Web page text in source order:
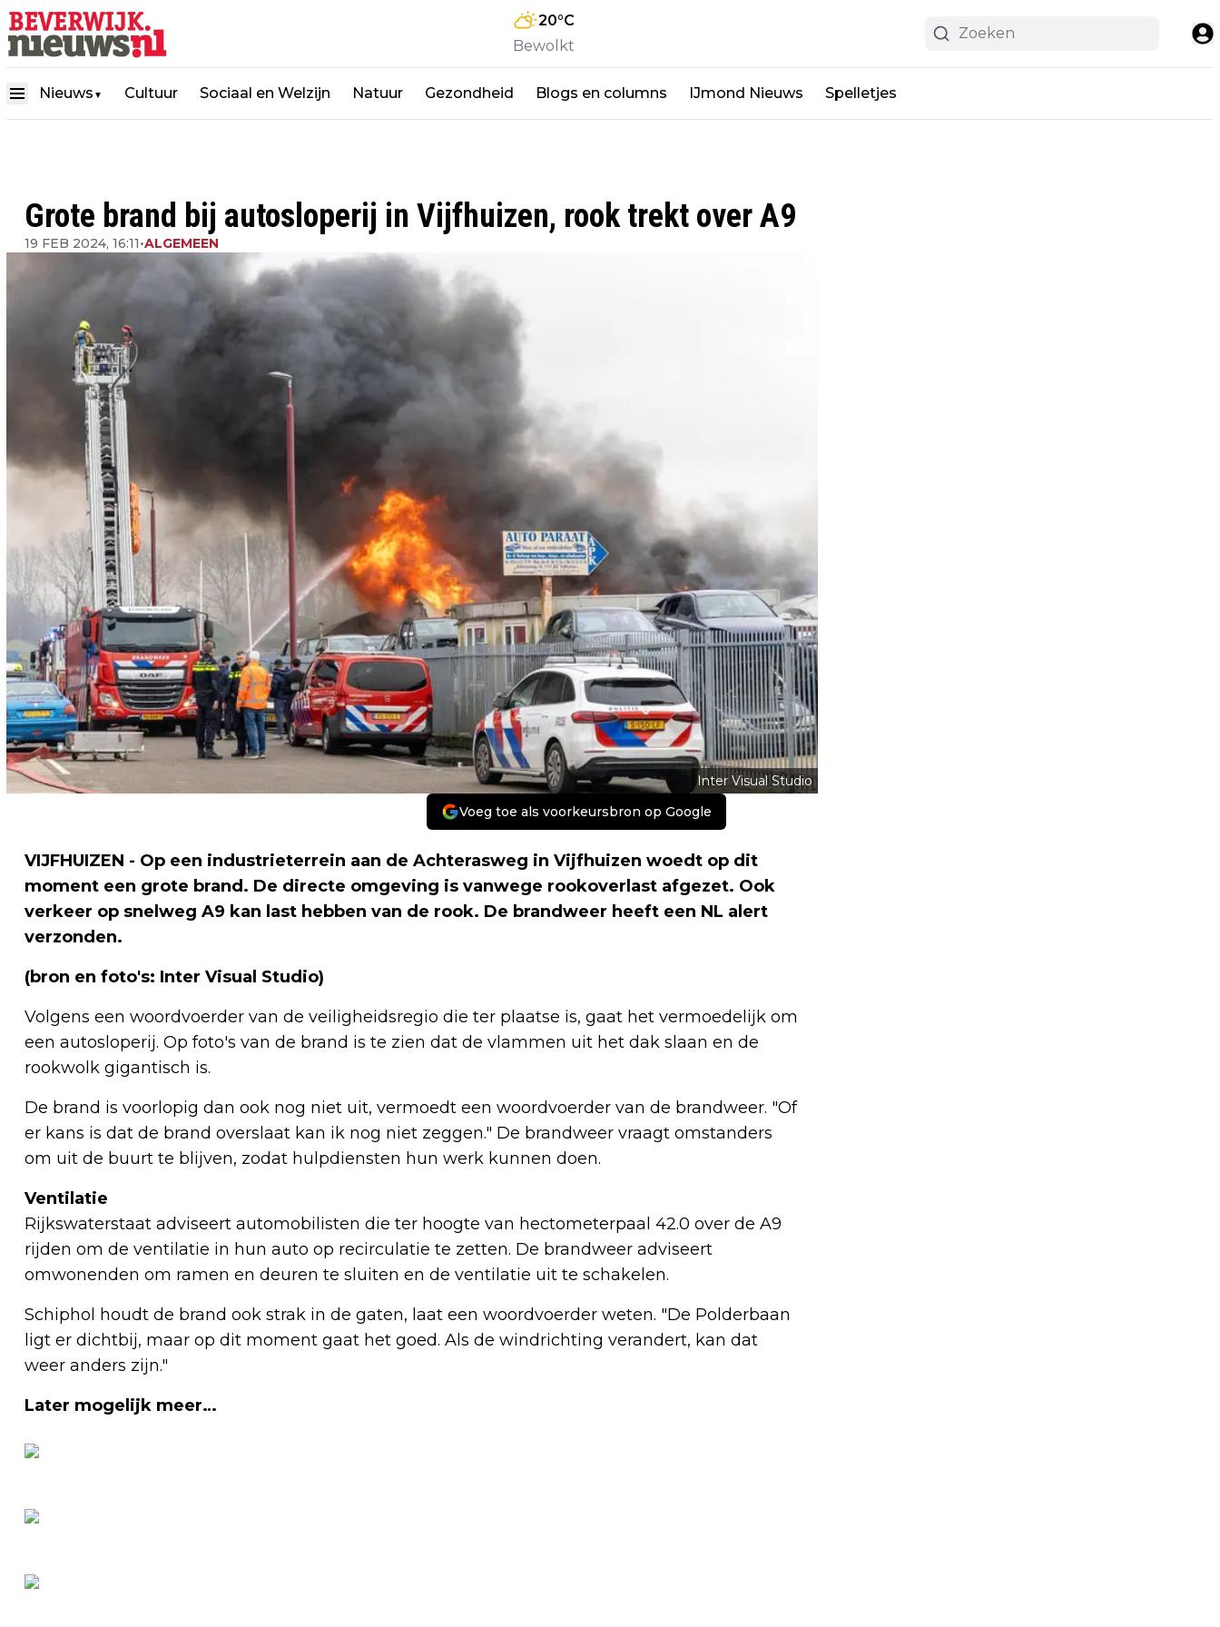
20°C
Bewolkt
Nieuws ▼ Cultuur Sociaal en Welzijn Natuur Gezondheid Blogs en columns IJmond Nieuws Spelletjes
Grote brand bij autosloperij in Vijfhuizen, rook trekt over A9
19 FEB 2024, 16:11•ALGEMEEN
Inter Visual Studio
Voeg toe als voorkeursbron op Google
VIJFHUIZEN - Op een industrieterrein aan de Achterasweg in Vijfhuizen woedt op dit
moment een grote brand. De directe omgeving is vanwege rookoverlast afgezet. Ook
verkeer op snelweg A9 kan last hebben van de rook. De brandweer heeft een NL alert
verzonden.
(bron en foto's: Inter Visual Studio)
Volgens een woordvoerder van de veiligheidsregio die ter plaatse is, gaat het vermoedelijk om
een autosloperij. Op foto's van de brand is te zien dat de vlammen uit het dak slaan en de
rookwolk gigantisch is.
De brand is voorlopig dan ook nog niet uit, vermoedt een woordvoerder van de brandweer. "Of
er kans is dat de brand overslaat kan ik nog niet zeggen." De brandweer vraagt omstanders
om uit de buurt te blijven, zodat hulpdiensten hun werk kunnen doen.
Ventilatie
Rijkswaterstaat adviseert automobilisten die ter hoogte van hectometerpaal 42.0 over de A9
rijden om de ventilatie in hun auto op recirculatie te zetten. De brandweer adviseert
omwonenden om ramen en deuren te sluiten en de ventilatie uit te schakelen.
Schiphol houdt de brand ook strak in de gaten, laat een woordvoerder weten. "De Polderbaan
ligt er dichtbij, maar op dit moment gaat het goed. Als de windrichting verandert, kan dat
weer anders zijn."
Later mogelijk meer…